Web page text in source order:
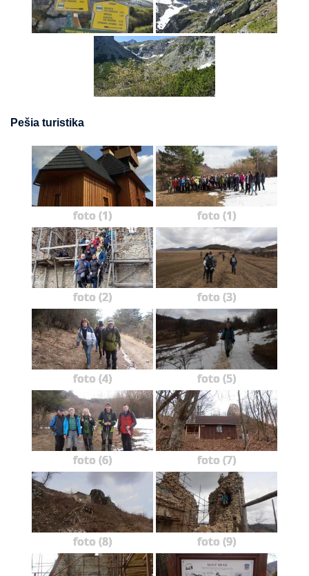
Pešia turistika
foto (1) foto (1)
foto (2) foto (3)
foto (4) foto (5)
foto (6) foto (7)
foto (8) foto (9)